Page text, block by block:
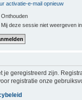
activatie-e-mail opnieuw
Onthouden
Mij deze sessie niet weergeven
je geregistreerd zijn.
registratie onze